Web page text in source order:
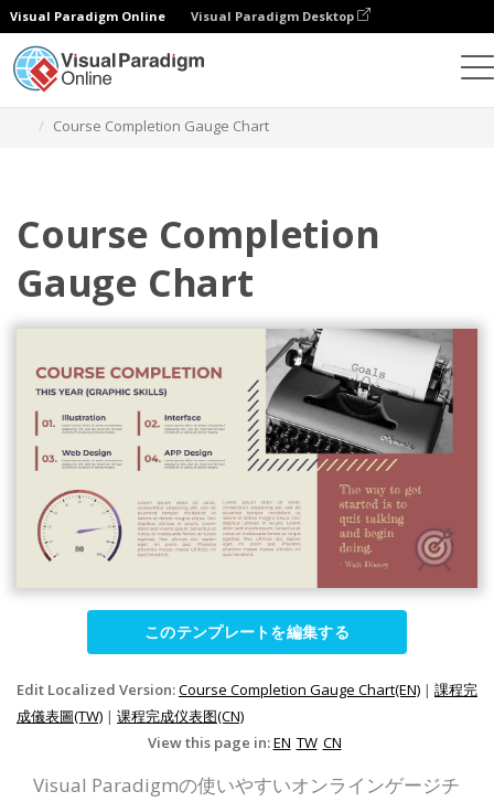
Visual Paradigm Online Visual Paradigm Desktop
Course Completion Gauge Chart
Course Completion
Gauge Chart
このテンプレートを編集する
Edit Localized Version:Course Completion Gauge Chart(EN) | 課程完
成儀表圖(TW) | 课程完成仪表图(CN)
View this page in:EN TW CN
Visual Paradigmの使いやすいオンラインゲージチ